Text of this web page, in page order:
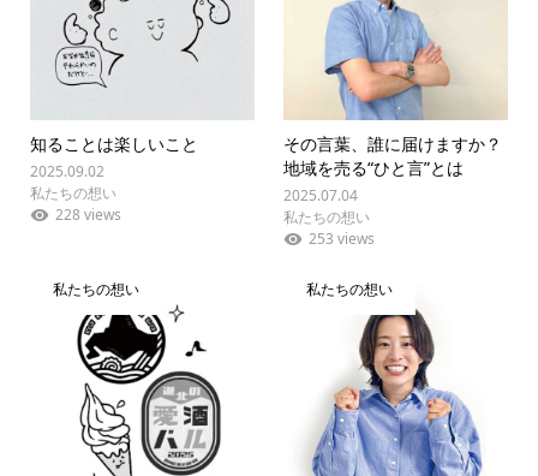
知ることは楽しいこと
2025.09.02
私たちの想い
228 views
その言葉、誰に届けますか？
地域を売る“ひと言”とは
2025.07.04
私たちの想い
253 views
私たちの想い 私たちの想い